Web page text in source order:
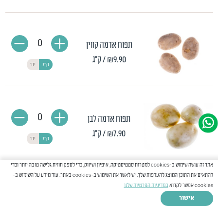
תפוח אדמה קווין
₪9.90 / ק"ג ק"ג יח'
0
תפוח אדמה לבן
₪7.90/ ק"ג ק"ג יח'
0
אתר זה עושה שימוש ב-cookies למטרות סטטיסטיקה, איפיון ושיווק, כדי לספק חווית גלישה טובה יותר וכדי
להתאים את התוכן המוצג להעדפות שלך. יש לאשר את השימוש ב-cookies באתר. עוד מידע על השימוש ב-
cookies אפשר לקרוא
במדיניות הפרטיות שלנו
אישור